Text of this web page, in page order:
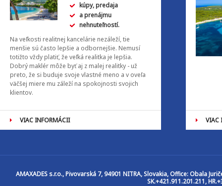
kúpy, predaja
a prenájmu
nehnuteľností.
Na veľkosti realitnej kancelárie nezáleží, tie
menšie sú často lepšie a odbornejšie. Nemusí
totižto vždy platiť, že veľká realitka je lepšia.
Dobrý maklér môže byť aj z malej realitky - už
preto, že si buduje svoje vlastné meno a v oveľa
väčšej miere mu záleží na spokojnosti svojich
klientov.
VIAC INFORMÁCII VIAC
AMAXADES s.r.o., Pivovarská 7, 94901 NITRA, Slovakia, Office: Obala
SK.+421.911.201.211,